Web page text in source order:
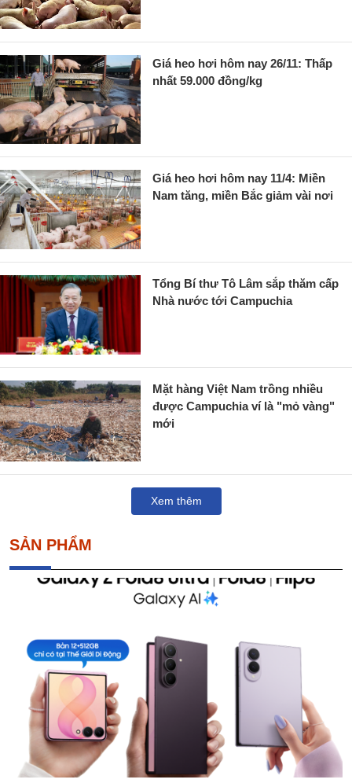
Giá heo hơi hôm nay 26/11: Thấp
nhất 59.000 đồng/kg
Giá heo hơi hôm nay 11/4: Miền
Nam tăng, miền Bắc giảm vài nơi
Tổng Bí thư Tô Lâm sắp thăm cấp
Nhà nước tới Campuchia
Mặt hàng Việt Nam trồng nhiều
được Campuchia ví là "mỏ vàng"
mới
Xem thêm
SẢN PHẨM